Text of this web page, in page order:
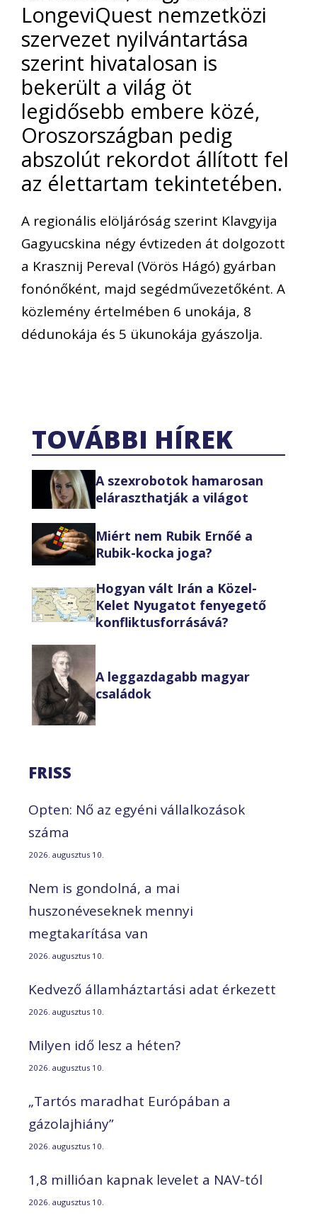
LongeviQuest nemzetközi
szervezet nyilvántartása
szerint hivatalosan is
bekerült a világ öt
legidősebb embere közé,
Oroszországban pedig
abszolút rekordot állított fel
az élettartam tekintetében.
A regionális elöljáróság szerint Klavgyija
Gagyucskina négy évtizeden át dolgozott
a Krasznij Pereval (Vörös Hágó) gyárban
fonónőként, majd segédművezetőként. A
közlemény értelmében 6 unokája, 8
dédunokája és 5 ükunokája gyászolja.
TOVÁBBI HÍREK
A szexrobotok hamarosan
eláraszthatják a világot
Miért nem Rubik Ernőé a
Rubik-kocka joga?
Hogyan vált Irán a Közel-
Kelet Nyugatot fenyegető
konfliktusforrásává?
A leggazdagabb magyar
családok
FRISS
Opten: Nő az egyéni vállalkozások
száma
2026. augusztus 10.
Nem is gondolná, a mai
huszonéveseknek mennyi
megtakarítása van
2026. augusztus 10.
Kedvező államháztartási adat érkezett
2026. augusztus 10.
Milyen idő lesz a héten?
2026. augusztus 10.
„Tartós maradhat Európában a
gázolajhiány”
2026. augusztus 10.
1,8 millióan kapnak levelet a NAV-tól
2026. augusztus 10.